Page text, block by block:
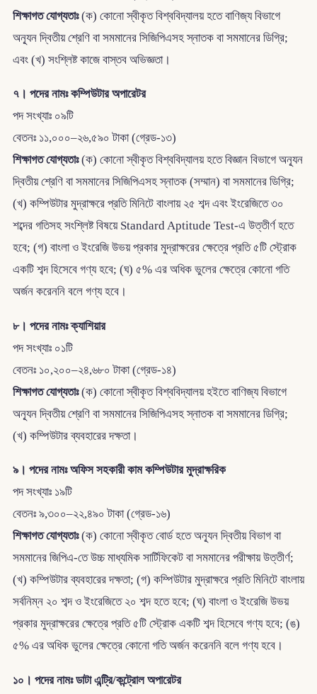
শিক্ষাগত যোগ্যতাঃ(ক) কোনো স্বীকৃত বিশ্ববিদ্যালয় হতে বাণিজ্য বিভাগে
অন্যূন দ্বিতীয় শ্রেণি বা সমমানের সিজিপিএসহ স্নাতক বা সমমানের ডিগ্রি;
এবং (খ) সংশ্লিষ্ট কাজে বাস্তব অভিজ্ঞতা।
৭। পদের নামঃ কম্পিউটার অপারেটর
পদ সংখ্যাঃ ০৯টি
বেতনঃ ১১,০০০–২৬,৫৯০ টাকা (গ্রেড-১৩)
শিক্ষাগত যোগ্যতাঃ(ক) কোনো স্বীকৃত বিশ্ববিদ্যালয় হতে বিজ্ঞান বিভাগে অন্যূন
দ্বিতীয় শ্রেণি বা সমমানের সিজিপিএসহ স্নাতক (সম্মান) বা সমমানের ডিগ্রি;
(খ) কম্পিউটার মুদ্রাক্ষরে প্রতি মিনিটে বাংলায় ২৫ শব্দ এবং ইংরেজিতে ৩০
শব্দের গতিসহ সংশ্লিষ্ট বিষয়ে Standard Aptitude Test-এ উত্তীর্ণ হতে
হবে; (গ) বাংলা ও ইংরেজি উভয় প্রকার মুদ্রাক্ষরের ক্ষেত্রে প্রতি ৫টি স্ট্রোক
একটি শব্দ হিসেবে গণ্য হবে; (ঘ) ৫% এর অধিক ভুলের ক্ষেত্রে কোনো গতি
অর্জন করেননি বলে গণ্য হবে।
৮। পদের নামঃ ক্যাশিয়ার
পদ সংখ্যাঃ ০১টি
বেতনঃ ১০,২০০–২৪,৬৮০ টাকা (গ্রেড-১৪)
শিক্ষাগত যোগ্যতাঃ(ক) কোনো স্বীকৃত বিশ্ববিদ্যালয় হইতে বাণিজ্য বিভাগে
অন্যূন দ্বিতীয় শ্রেণি বা সমমানের সিজিপিএসহ স্নাতক বা সমমানের ডিগ্রি;
(খ) কম্পিউটার ব্যবহারের দক্ষতা।
৯। পদের নামঃ অফিস সহকারী কাম কম্পিউটার মুদ্রাক্ষরিক
পদ সংখ্যাঃ ১৯টি
বেতনঃ ৯,৩০০–২২,৪৯০ টাকা (গ্রেড-১৬)
শিক্ষাগত যোগ্যতাঃ(ক) কোনো স্বীকৃত বোর্ড হতে অন্যূন দ্বিতীয় বিভাগ বা
সমমানের জিপিএ-তে উচ্চ মাধ্যমিক সার্টিফিকেট বা সমমানের পরীক্ষায় উত্তীর্ণ;
(খ) কম্পিউটার ব্যবহারের দক্ষতা; (গ) কম্পিউটার মুদ্রাক্ষরে প্রতি মিনিটে বাংলায়
সর্বনিম্ন ২০ শব্দ ও ইংরেজিতে ২০ শব্দ হতে হবে; (ঘ) বাংলা ও ইংরেজি উভয়
প্রকার মুদ্রাক্ষরের ক্ষেত্রে প্রতি ৫টি স্ট্রোক একটি শব্দ হিসেবে গণ্য হবে; (ঙ)
৫% এর অধিক ভুলের ক্ষেত্রে কোনো গতি অর্জন করেননি বলে গণ্য হবে।
১০। পদের নামঃ ডাটা এন্ট্রি/কন্ট্রোল অপারেটর